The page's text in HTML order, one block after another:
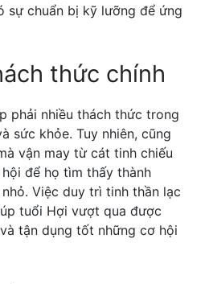
sự chuẩn bị kỹ lưỡng để ứng
thức chính
phải nhiều thách thức trong
sức khỏe. Tuy nhiên, cũng
vận may từ cát tinh chiếu
để họ tìm thấy thành
Việc duy trì tinh thần lạc
tuổi Hợi vượt qua được
tận dụng tốt những cơ hội